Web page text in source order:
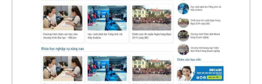
CHI TIẾT
XEM THỰC TẾ